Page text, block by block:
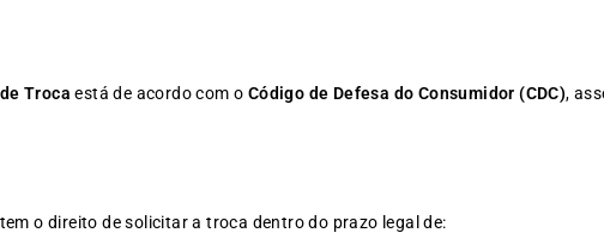
Troca está de acordo com o Código de Defesa do Consumidor (CDC),
o direito de solicitar a troca dentro do prazo legal de: